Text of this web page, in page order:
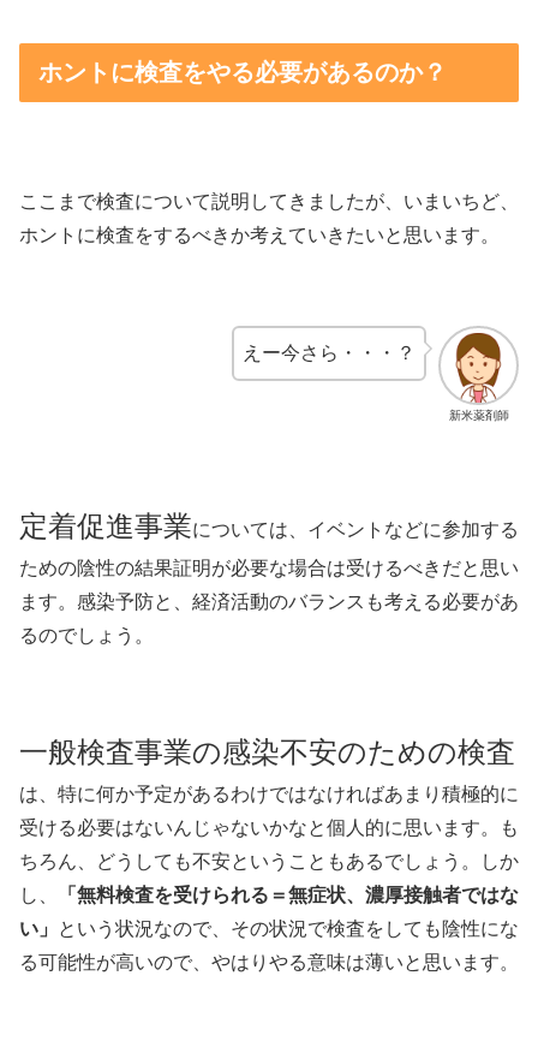
ホントに検査をやる必要があるのか？
ここまで検査について説明してきましたが、いまいちど、
ホントに検査をするべきか考えていきたいと思います。
新米薬剤師
えー今さら・・・？
定着促進事業については、イベントなどに参加する
ための陰性の結果証明が必要な場合は受けるべきだと思い
ます。感染予防と、経済活動のバランスも考える必要があ
るのでしょう。
一般検査事業の感染不安のための検査
は、特に何か予定があるわけではなければあまり積極的に
受ける必要はないんじゃないかなと個人的に思います。も
ちろん、どうしても不安ということもあるでしょう。しか
し、
「無料検査を受けられる＝無症状、濃厚接触者ではな
い」
という状況なので、その状況で検査をしても陰性にな
る可能性が高いので、やはりやる意味は薄いと思います。